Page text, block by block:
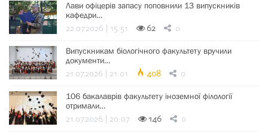
Лави офіцерів запасу поповнили 13 випускників
кафедри…
22.07.2026 | 15:51 62 0
Випускникам біологічного факультету вручили
документи…
21.07.2026 | 21:01 408 0
106 бакалаврів факультету іноземної філології
отримали…
21.07.2026 | 20:07 146 0